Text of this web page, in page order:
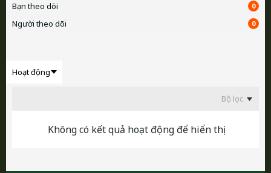
Bạn theo dõi
0
Người theo dõi 0
Bộ lọc
Không có kết quả hoạt động để hiển thị